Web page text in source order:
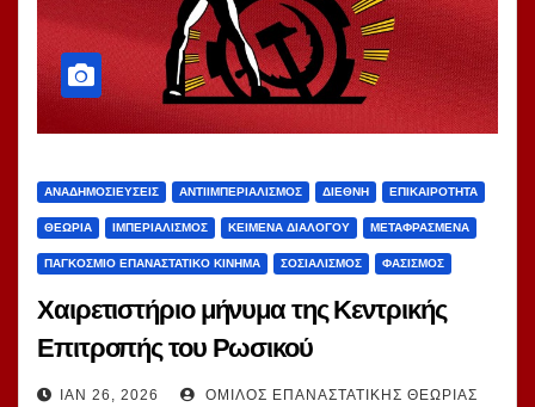
ΑΝΑΔΗΜΟΣΙΕΎΣΕΙΣ ΑΝΤΙΙΜΠΕΡΙΑΛΙΣΜΌΣ ΔΙΕΘΝΉ ΕΠΙΚΑΙΡΌΤΗΤΑ
ΘΕΩΡΊΑ ΙΜΠΕΡΙΑΛΙΣΜΌΣ ΚΕΊΜΕΝΑ ΔΙΑΛΌΓΟΥ ΜΕΤΑΦΡΑΣΜΈΝΑ
ΠΑΓΚΌΣΜΙΟ ΕΠΑΝΑΣΤΑΤΙΚΌ ΚΊΝΗΜΑ ΣΟΣΙΑΛΙΣΜΌΣ ΦΑΣΙΣΜΌΣ
Χαιρετιστήριο μήνυμα της Κεντρικής
Επιτροπής του Ρωσικού
Κομμουνιστικού Εργατικού Κόμματος
ΙΑΝ 26, 2026 ΌΜΙΛΟΣ ΕΠΑΝΑΣΤΑΤΙΚΉΣ ΘΕΩΡΊΑΣ